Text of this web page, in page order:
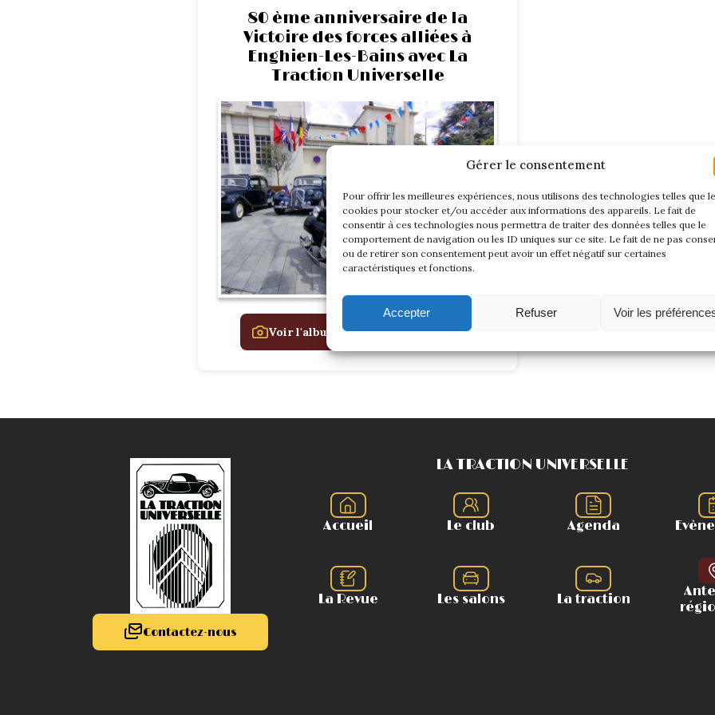
Gérer le consentement
Pour offrir les meilleures expériences, nous utilisons des technologies telles que
cookies pour stocker et/ou accéder aux informations des appareils. Le fait de
consentir à ces technologies nous permettra de traiter des données telles que le
comportement de navigation ou les ID uniques sur ce site. Le fait de ne pas
ou de retirer son consentement peut avoir un effet négatif sur certaines
caractéristiques et fonctions.
Accepter Refuser Voir les
80 ème anniversaire de la
Victoire des forces alliées à
Enghien-Les-Bains avec La
Traction Universelle
Voir l'album de cette rencontre
Contactez-nous
LA TRACTION UNIVERSELLE
Accueil Le club Agenda
La Revue Les salons La traction